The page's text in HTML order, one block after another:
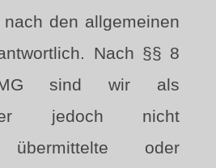
den allgemeinen
Nach §§ 8
sind wir als
jedoch nicht
übermittelte oder